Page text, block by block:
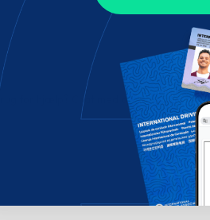
for hjælp? Chat med os!